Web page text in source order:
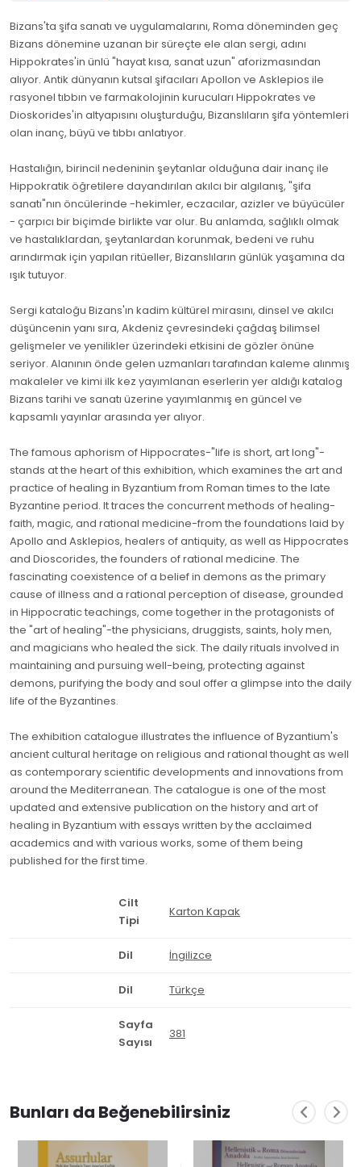
Bizans'ta şifa sanatı ve uygulamalarını, Roma döneminden geç
Bizans dönemine uzanan bir süreçte ele alan sergi, adını
Hippokrates'in ünlü "hayat kısa, sanat uzun" aforizmasından
alıyor. Antik dünyanın kutsal şifacıları Apollon ve Asklepios ile
rasyonel tıbbın ve farmakolojinin kurucuları Hippokrates ve
Dioskorides'in altyapısını oluşturduğu, Bizanslıların şifa yöntemleri
olan inanç, büyü ve tıbbı anlatıyor.
Hastalığın, birincil nedeninin şeytanlar olduğuna dair inanç ile
Hippokratik öğretilere dayandırılan akılcı bir algılanış, "şifa
sanatı"nın öncülerinde -hekimler, eczacılar, azizler ve büyücüler
- çarpıcı bir biçimde birlikte var olur. Bu anlamda, sağlıklı olmak
ve hastalıklardan, şeytanlardan korunmak, bedeni ve ruhu
arındırmak için yapılan ritüeller, Bizanslıların günlük yaşamına da
ışık tutuyor.
Sergi kataloğu Bizans'ın kadim kültürel mirasını, dinsel ve akılcı
düşüncenin yanı sıra, Akdeniz çevresindeki çağdaş bilimsel
gelişmeler ve yenilikler üzerindeki etkisini de gözler önüne
seriyor. Alanının önde gelen uzmanları tarafından kaleme alınmış
makaleler ve kimi ilk kez yayımlanan eserlerin yer aldığı katalog
Bizans tarihi ve sanatı üzerine yayımlanmış en güncel ve
kapsamlı yayınlar arasında yer alıyor.
The famous aphorism of Hippocrates-"life is short, art long"-
stands at the heart of this exhibition, which examines the art and
practice of healing in Byzantium from Roman times to the late
Byzantine period. It traces the concurrent methods of healing-
faith, magic, and rational medicine-from the foundations laid by
Apollo and Asklepios, healers of antiquity, as well as Hippocrates
and Dioscorides, the founders of rational medicine. The
fascinating coexistence of a belief in demons as the primary
cause of illness and a rational perception of disease, grounded
in Hippocratic teachings, come together in the protagonists of
the "art of healing"-the physicians, druggists, saints, holy men,
and magicians who healed the sick. The daily rituals involved in
maintaining and pursuing well-being, protecting against
demons, purifying the body and soul offer a glimpse into the daily
life of the Byzantines.
The exhibition catalogue illustrates the influence of Byzantium's
ancient cultural heritage on religious and rational thought as well
as contemporary scientific developments and innovations from
around the Mediterranean. The catalogue is one of the most
updated and extensive publication on the history and art of
healing in Byzantium with essays written by the acclaimed
academics and with various works, some of them being
published for the first time.
Cilt
Tipi
Karton Kapak
Dil İngilizce
Dil Türkçe
Sayfa
Sayısı
381
Bunları da Beğenebilirsiniz